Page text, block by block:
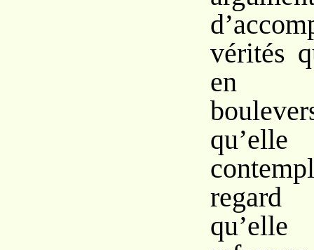
vérités
en